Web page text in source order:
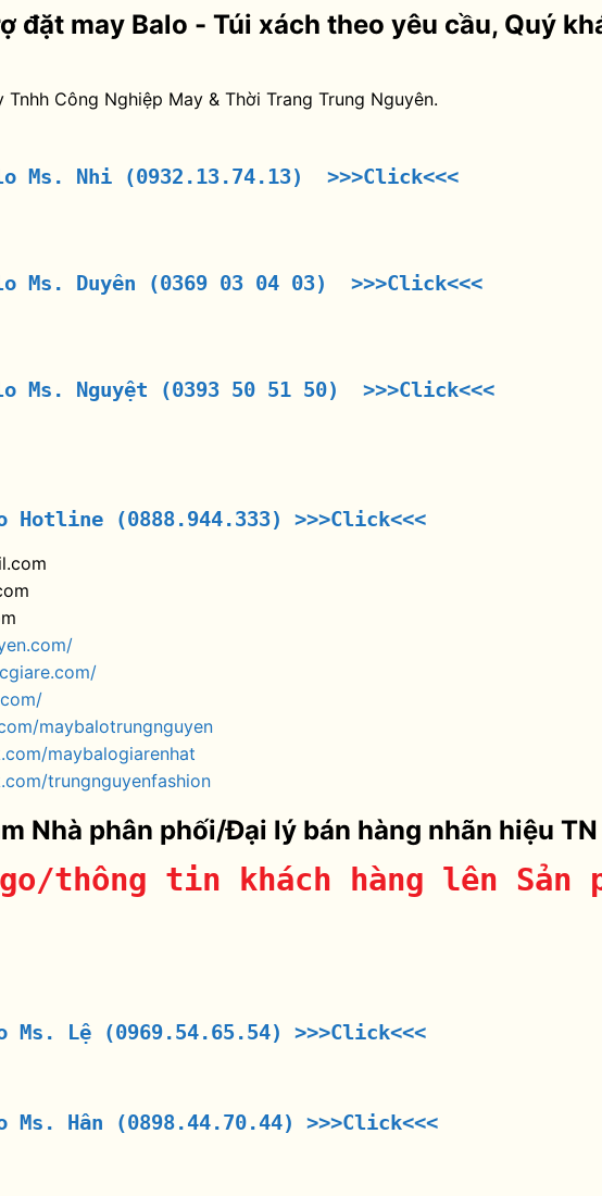
đặt may Balo - Túi xách theo yêu cầu, Quý
Công Nghiệp May & Thời Trang Trung Nguyên.
Ms. Nhi (0932.13.74.13) >>>Click<<<
Ms. Duyên (0369 03 04 03) >>>Click<<<
Ms. Nguyệt (0393 50 51 50) >>>Click<<<
Hotline (0888.944.333) >>>Click<<<
maybalotrungnguyen
maybalogiarenhat
trungnguyenfashion
Nhà phân phối/Đại lý bán hàng nhãn hiệu TN
thông tin khách hàng lên Sản
Ms. Lệ (0969.54.65.54) >>>Click<<<
Ms. Hân (0898.44.70.44) >>>Click<<<